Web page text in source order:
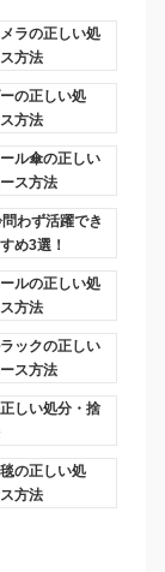
ラの正しい処
方法
の正しい処
方法
ル傘の正しい
ス方法
わず活躍でき
め3選！
ルの正しい処
方法
ックの正しい
ス方法
しい処分・捨
の正しい処
方法